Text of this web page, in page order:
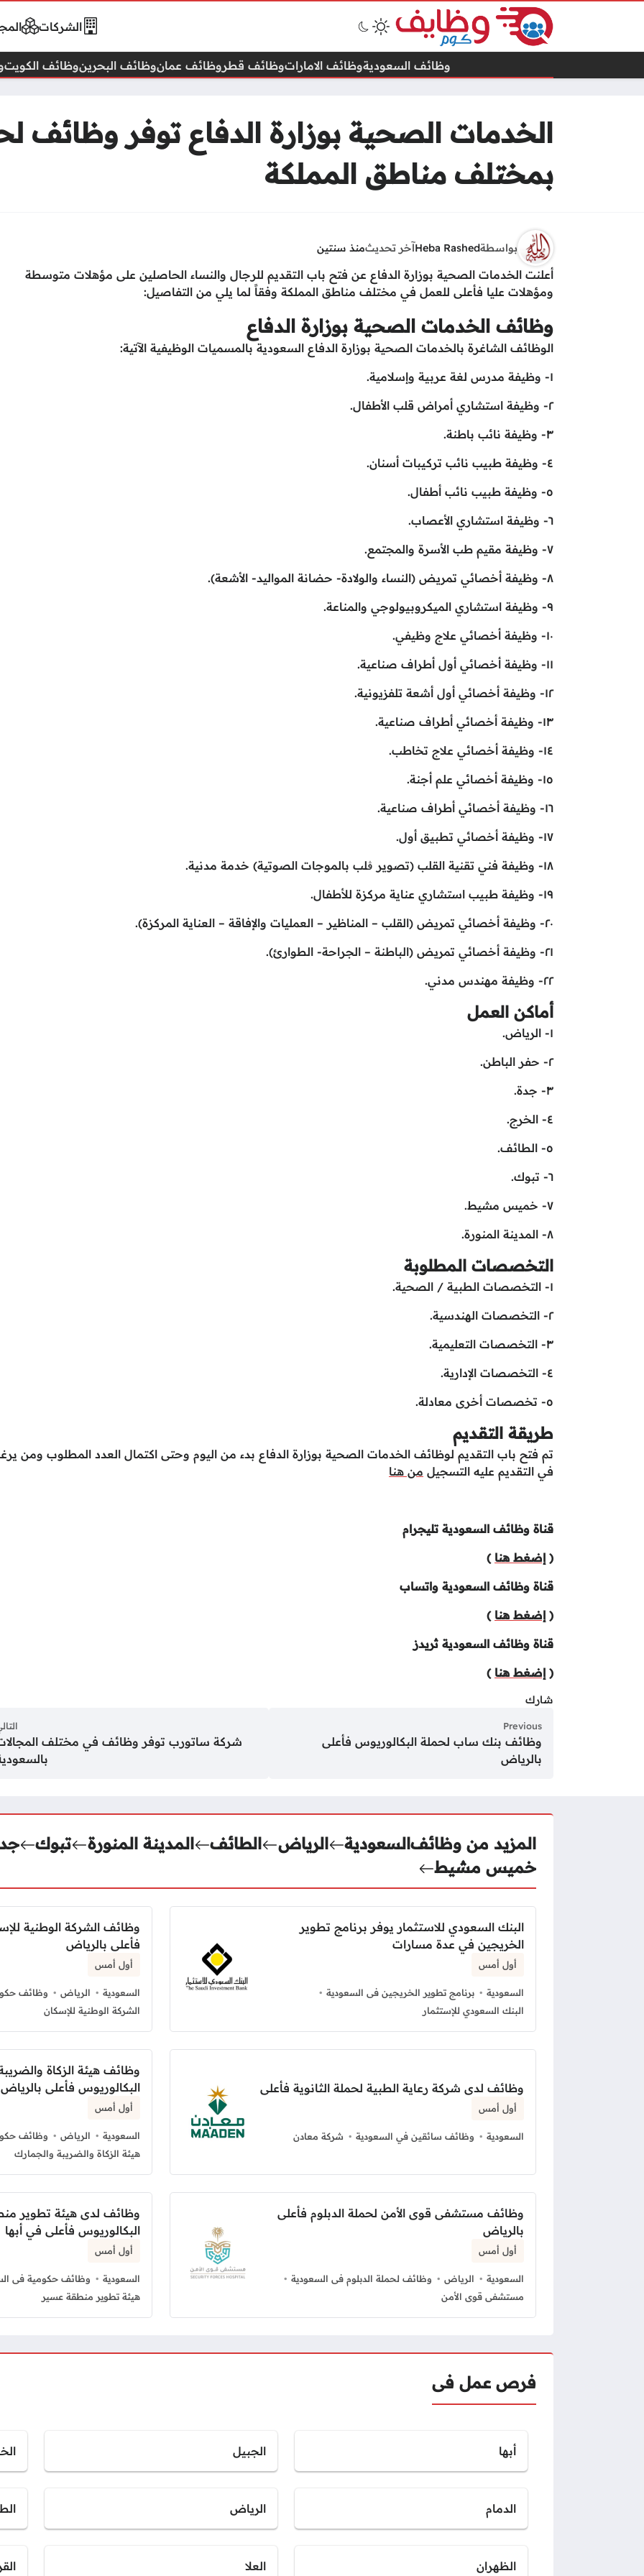
الشركات
وظائف السعوديةوظائف الاماراتوظائف قطروظائف عمانوظائف البحرينوظائف الكويت
الخدمات الصحية بوزارة الدفاع توفر وظائف
بمختلف مناطق المملكة
بواسطةHeba Rashedآخر تحديثمنذ سنتين
أعلنت الخدمات الصحية بوزارة الدفاع عن فتح باب التقديم للرجال والنساء الحاصلين على مؤهلات متوسطة
ومؤهلات عليا فأعلى للعمل في مختلف مناطق المملكة وفقاً لما يلي من التفاصيل:
وظائف الخدمات الصحية بوزارة الدفاع
الوظائف الشاغرة بالخدمات الصحية بوزارة الدفاع السعودية بالمسميات الوظيفية الآتية:
١- وظيفة مدرس لغة عربية وإسلامية.
٢- وظيفة استشاري أمراض قلب الأطفال.
٣- وظيفة نائب باطنة.
٤- وظيفة طبيب نائب تركيبات أسنان.
٥- وظيفة طبيب نائب أطفال.
٦- وظيفة استشاري الأعصاب.
٧- وظيفة مقيم طب الأسرة والمجتمع.
٨- وظيفة أخصائي تمريض (النساء والولادة- حضانة المواليد- الأشعة).
٩- وظيفة استشاري الميكروبيولوجي والمناعة.
١٠- وظيفة أخصائي علاج وظيفي.
١١- وظيفة أخصائي أول أطراف صناعية.
١٢- وظيفة أخصائي أول أشعة تلفزيونية.
١٣- وظيفة أخصائي أطراف صناعية.
١٤- وظيفة أخصائي علاج تخاطب.
١٥- وظيفة أخصائي علم أجنة.
١٦- وظيفة أخصائي أطراف صناعية.
١٧- وظيفة أخصائي تطبيق أول.
١٨- وظيفة فني تقنية القلب (تصوير ڨلب بالموجات الصوتية) خدمة مدنية.
١٩- وظيفة طبيب استشاري عناية مركزة للأطفال.
٢٠- وظيفة أخصائي تمريض (القلب – المناظير – العمليات والإفاقة – العناية المركزة).
٢١- وظيفة أخصائي تمريض (الباطنة – الجراحة- الطوارئ).
٢٢- وظيفة مهندس مدني.
أماكن العمل
١- الرياض.
٢- حفر الباطن.
٣- جدة.
٤- الخرج.
٥- الطائف.
٦- تبوك.
٧- خميس مشيط.
٨- المدينة المنورة.
التخصصات المطلوبة
١- التخصصات الطبية / الصحية.
٢- التخصصات الهندسية.
٣- التخصصات التعليمية.
٤- التخصصات الإدارية.
٥- تخصصات أخرى معادلة.
طريقة التقديم
تم فتح باب التقديم لوظائف الخدمات الصحية بوزارة الدفاع بدء من اليوم وحتى اكتمال العدد المطلوب ومن
في التقديم عليه التسجيل من هنا
قناة وظائف السعودية تليجرام
( إضغط هنا )
قناة وظائف السعودية واتساب
( إضغط هنا )
قناة وظائف السعودية ثريدز
( إضغط هنا )
شارك
Previous
وظائف بنك ساب لحملة البكالوريوس فأعلى
بالرياض
شركة ساتورب توفر وظائف في مختلف
المزيد من وظائفالسعودية الرياض الطائف المدينة المنورة تبوك
خميس مشيط
البنك السعودي للاستثمار يوفر برنامج تطوير
الخريجين في عدة مسارات
أول أمس
السعودية
برنامج تطوير الخريجين فى السعودية
البنك السعودي للإستثمار
وظائف الشركة الوطنية
فأعلى بالرياض
أول أمس
السعودية الرياض
وظائف
الشركة الوطنية للإسكان
وظائف لدى شركة رعاية الطبية لحملة الثانوية فأعلى
أول أمس
السعودية وظائف سائقين في السعودية شركة معادن
وظائف هيئة الزكاة
البكالوريوس فأعلى بالرياض
أول أمس
السعودية الرياض
وظائف
هيئة الزكاة والضريبة والجمارك
وظائف مستشفى قوى الأمن لحملة الدبلوم فأعلى
بالرياض
أول أمس
السعودية الرياض
وظائف لحملة الدبلوم فى السعودية
مستشفى قوى الأمن
وظائف لدى هيئة تطوير
البكالوريوس فأعلى في أبها
أول أمس
السعودية
وظائف حكومية فى
هيئة تطوير منطقة عسير
فرص عمل فى
أبها الجبيل
الدمام الرياض
الظهران العلا